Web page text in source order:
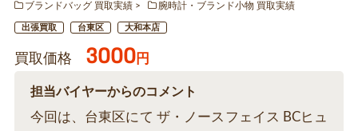
ブランドバッグ 買取実績
腕時計・ブランド小物 買取実績
出張買取 台東区 大和本店
買取価格 3000円
担当バイヤーからのコメント
今回は、台東区にて ザ・ノースフェイス BCヒュ